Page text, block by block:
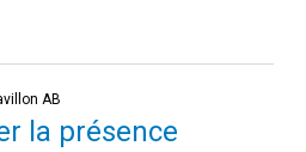
AB
la présence